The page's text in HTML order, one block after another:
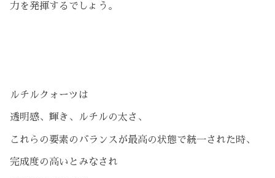
力を発揮するでしょう。
ルチルクォーツは
透明感、輝き、ルチルの太さ、
これらの要素のバランスが最高の状態で統一された時、
完成度の高いとみなされ